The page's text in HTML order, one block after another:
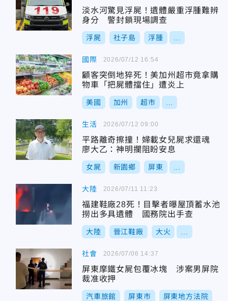
淡水河驚見浮屍！遺體嚴重浮腫難辨
身分 警封鎖現場調查
浮屍 社子島 浮腫
國際
顧客突倒地猝死！美加州超市竟拿購
物車「把屍體擋住」遭炎上
美國 加州 超市
2026/07/12 16:54
生活
平路離奇擦撞！婦載女兒屍求還魂
廖大乙：神明攔阻盼安息
女屍 新園鄉 屏東
2026/07/12 09:00
大陸
福建鞋廠28死！目擊者曝屋頂蓄水池
撈出多具遺體 國務院出手查
大陸 晉江鞋廠 大火
2026/07/11 11:23
社會
屏東摩鐵女屍包覆冰塊 涉案男屏院
裁准收押
汽車旅館 屏東市 屏東地方法院
2026/07/06 14:37